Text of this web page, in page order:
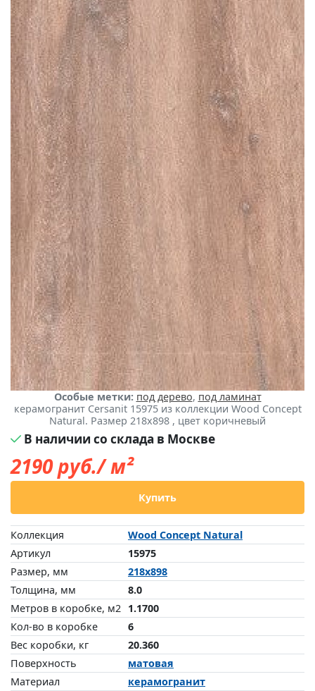
Особые метки: под дерево, под ламинат
керамогранит Cersanit 15975 из коллекции Wood Concept
Natural. Размер 218x898 , цвет коричневый
В наличии со склада в Москве
2190руб./ м²
Купить
Коллекция
Wood Concept Natural
Артикул
15975
Размер, мм
218x898
Толщина, мм
8.0
Метров в коробке, м2
1.1700
Кол-во в коробке
6
Вес коробки, кг
20.360
Поверхность
матовая
Материал
керамогранит